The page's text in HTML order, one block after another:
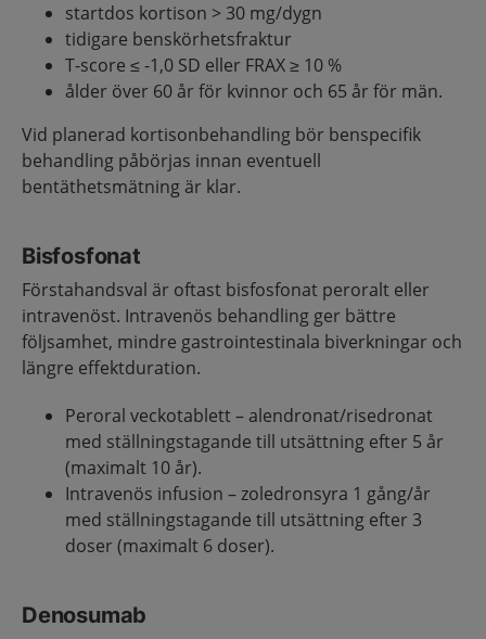
startdos kortison > 30 mg/dygn
tidigare benskörhetsfraktur
T-score ≤ -1,0 SD eller FRAX ≥ 10 %
ålder över 60 år för kvinnor och 65 år för män.
Vid planerad kortisonbehandling bör benspecifik
behandling påbörjas innan eventuell
bentäthetsmätning är klar.
Bisfosfonat
Förstahandsval är oftast bisfosfonat peroralt eller
intravenöst. Intravenös behandling ger bättre
följsamhet, mindre gastrointestinala biverkningar och
längre effektduration.
Peroral veckotablett – alendronat/risedronat
med ställningstagande till utsättning efter 5 år
(maximalt 10 år).
Intravenös infusion – zoledronsyra 1 gång/år
med ställningstagande till utsättning efter 3
doser (maximalt 6 doser).
Denosumab